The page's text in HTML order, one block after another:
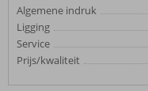
Algemene indruk
Ligging
Service
Prijs/kwaliteit